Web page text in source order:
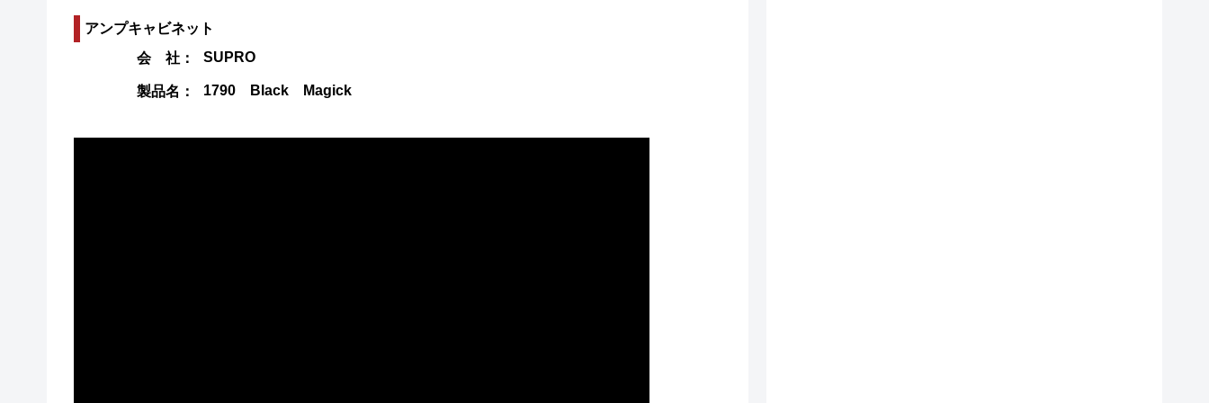
アンプキャビネット
会 社：
SUPRO
製品名： 1790 Black Magick